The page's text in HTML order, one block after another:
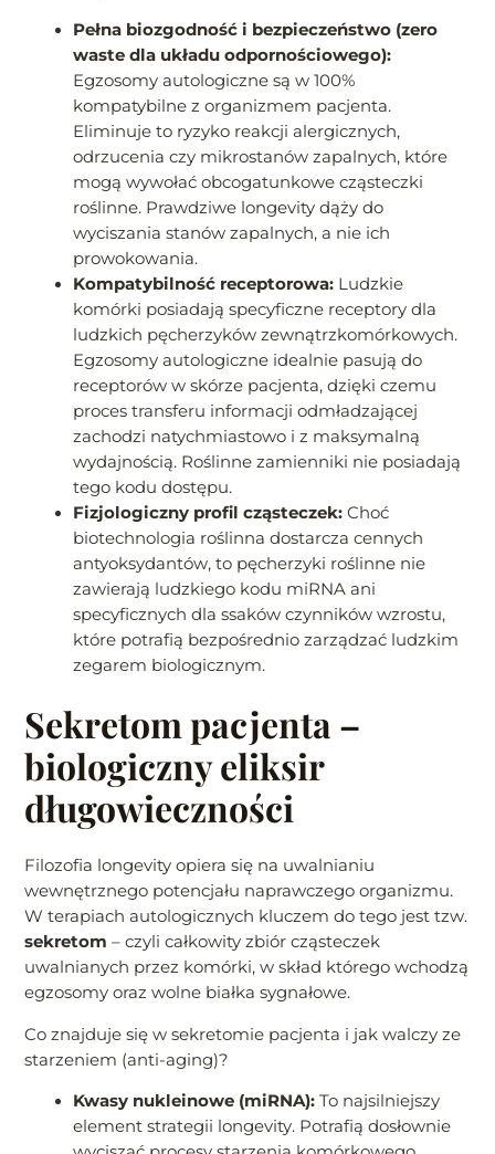
Pełna biozgodność i bezpieczeństwo (zero
waste dla układu odpornościowego):
Egzosomy autologiczne są w 100%
kompatybilne z organizmem pacjenta.
Eliminuje to ryzyko reakcji alergicznych,
odrzucenia czy mikrostanów zapalnych, które
mogą wywołać obcogatunkowe cząsteczki
roślinne. Prawdziwe longevity dąży do
wyciszania stanów zapalnych, a nie ich
prowokowania.
Kompatybilność receptorowa: Ludzkie
komórki posiadają specyficzne receptory dla
ludzkich pęcherzyków zewnątrzkomórkowych.
Egzosomy autologiczne idealnie pasują do
receptorów w skórze pacjenta, dzięki czemu
proces transferu informacji odmładzającej
zachodzi natychmiastowo i z maksymalną
wydajnością. Roślinne zamienniki nie posiadają
tego kodu dostępu.
Fizjologiczny profil cząsteczek: Choć
biotechnologia roślinna dostarcza cennych
antyoksydantów, to pęcherzyki roślinne nie
zawierają ludzkiego kodu miRNA ani
specyficznych dla ssaków czynników wzrostu,
które potrafią bezpośrednio zarządzać ludzkim
zegarem biologicznym.
Sekretom pacjenta –
biologiczny eliksir
długowieczności
Filozofia longevity opiera się na uwalnianiu
wewnętrznego potencjału naprawczego organizmu.
W terapiach autologicznych kluczem do tego jest tzw.
sekretom – czyli całkowity zbiór cząsteczek
uwalnianych przez komórki, w skład którego wchodzą
egzosomy oraz wolne białka sygnałowe.
Co znajduje się w sekretomie pacjenta i jak walczy ze
starzeniem (anti-aging)?
Kwasy nukleinowe (miRNA): To najsilniejszy
element strategii longevity. Potrafią dosłownie